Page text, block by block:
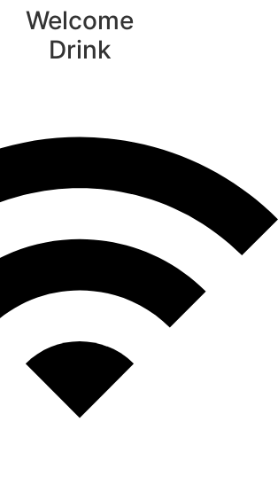
Welcome
Drink